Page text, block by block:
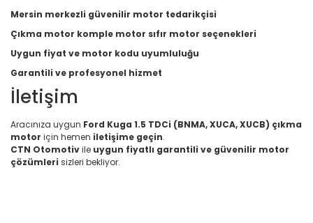
Mersin merkezli güvenilir motor tedarikçisi
Çıkma motor komple motor sıfır motor seçenekleri
Uygun fiyat ve motor kodu uyumluluğu
Garantili ve profesyonel hizmet
İletişim
Aracınıza uygun Ford Kuga 1.5 TDCi (BNMA, XUCA, XUCB) çıkma
motor için hemen iletişime geçin.
CTN Otomotivile uygun fiyatlı garantili ve güvenilir motor
çözümleri sizleri bekliyor.